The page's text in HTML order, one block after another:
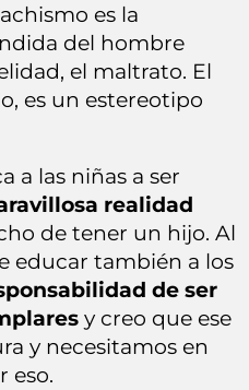
es la
del hombre
el maltrato. El
es un estereotipo
a las niñas a ser
realidad
de tener un hijo. Al
educar también a los
de ser
y creo que ese
y necesitamos en
eso.